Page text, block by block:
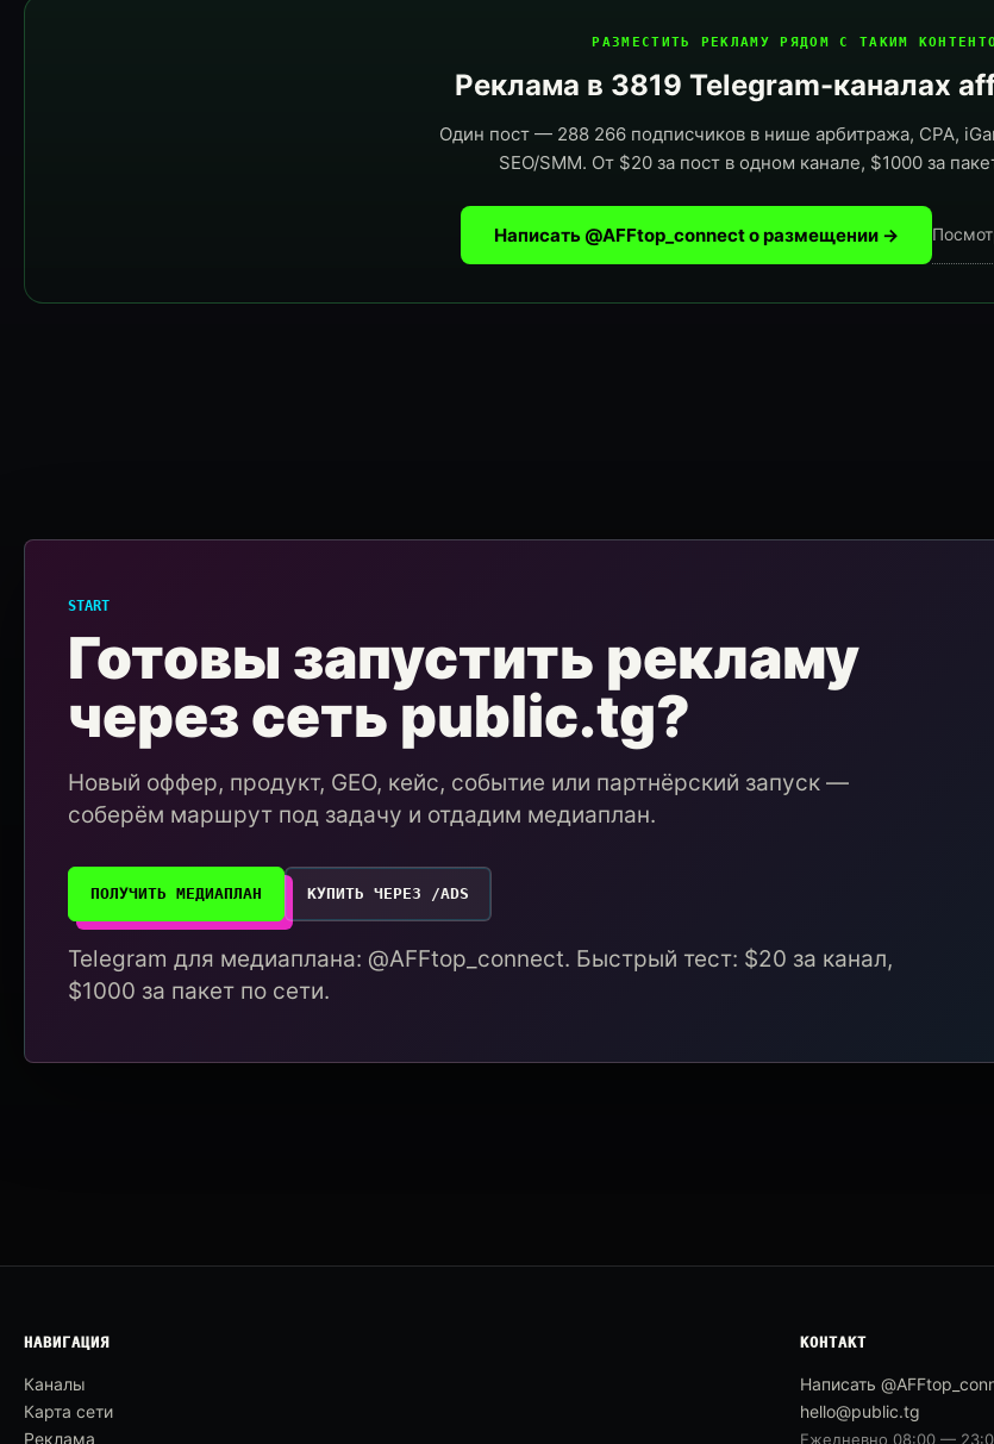
РАЗМЕСТИТЬ РЕКЛАМУ РЯДОМ С ТАКИМ
Реклама в 3819 Telegram-каналах
Один пост — 288 266 подписчиков в нише арбитража, CPA,
SEO/SMM. От $20 за пост в одном канале, $1000 за
Написать @AFFtop_connect о размещении →
START
Готовы запустить рекламу
через сеть public.tg?
Новый оффер, продукт, GEO, кейс, событие или партнёрский запуск —
соберём маршрут под задачу и отдадим медиаплан.
ПОЛУЧИТЬ МЕДИАПЛАН КУПИТЬ ЧЕРЕЗ /ADS
Telegram для медиаплана: @AFFtop_connect. Быстрый тест: $20 за канал,
$1000 за пакет по сети.
НАВИГАЦИЯ
Каналы
Карта сети
Реклама
КОНТАКТ
Написать
hello@public.tg
Ежедневно 08:00 —